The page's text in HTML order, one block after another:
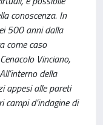
conoscenza. In
500 anni dalla
come caso
Vinciano,
della
appesi alle pareti
d’indagine di